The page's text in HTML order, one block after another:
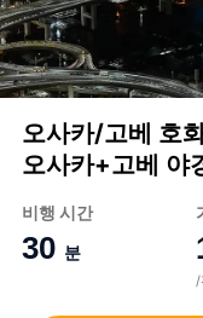
오사카/고베 호
오사카+고베 야
비행 시간
30 분